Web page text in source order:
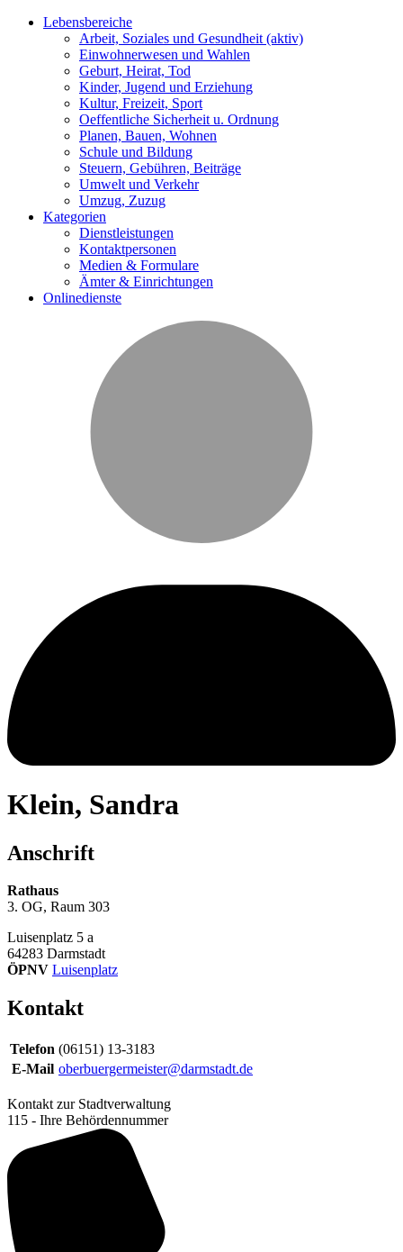
Lebensbereiche
Arbeit, Soziales und Gesundheit (aktiv)
Einwohnerwesen und Wahlen
Geburt, Heirat, Tod
Kinder, Jugend und Erziehung
Kultur, Freizeit, Sport
Oeffentliche Sicherheit u. Ordnung
Planen, Bauen, Wohnen
Schule und Bildung
Steuern, Gebühren, Beiträge
Umwelt und Verkehr
Umzug, Zuzug
Kategorien
Dienstleistungen
Kontaktpersonen
Medien & Formulare
Ämter & Einrichtungen
Onlinedienste
Klein, Sandra
Anschrift
Rathaus
3. OG, Raum 303
Luisenplatz 5 a
64283 Darmstadt
ÖPNV Luisenplatz
Kontakt
Telefon (06151) 13-3183
E-Mail oberbuergermeister@darmstadt.de
Kontakt zur Stadtverwaltung
115 - Ihre Behördennummer